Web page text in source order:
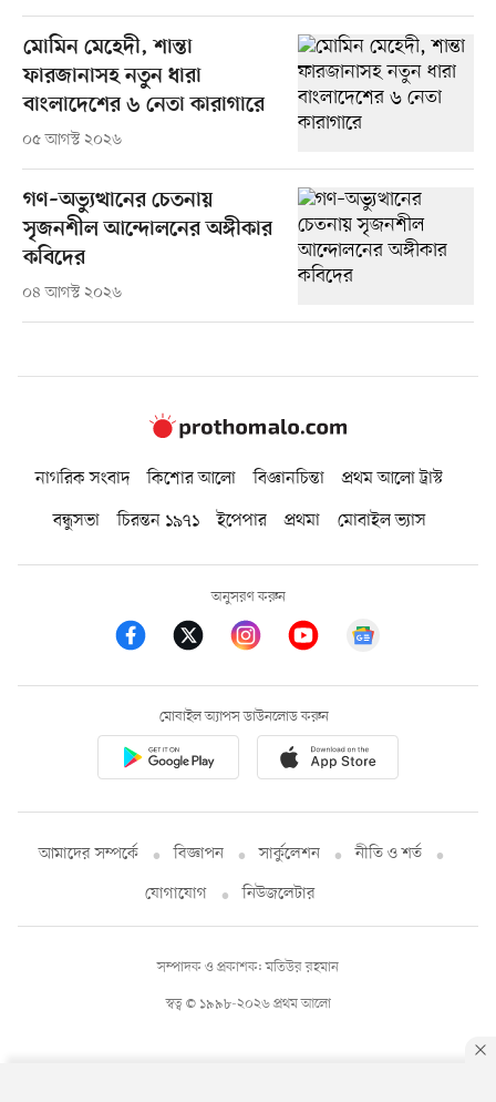
মোমিন মেহেদী, শান্তা
ফারজানাসহ নতুন ধারা
বাংলাদেশের ৬ নেতা কারাগারে
০৫ আগস্ট ২০২৬
গণ–অভ্যুত্থানের চেতনায়
সৃজনশীল আন্দোলনের অঙ্গীকার
কবিদের
০৪ আগস্ট ২০২৬
নাগরিক সংবাদ কিশোর আলো বিজ্ঞানচিন্তা
প্রথম আলো ট্রাস্ট
বন্ধুসভা
চিরন্তন ১৯৭১ ইপেপার প্রথমা মোবাইল ভ্যাস
অনুসরণ করুন
মোবাইল অ্যাপস ডাউনলোড করুন
আমাদের সম্পর্কে বিজ্ঞাপন সার্কুলেশন
নীতি ও শর্ত
যোগাযোগ
নিউজলেটার
স্বত্ব © ১৯৯৮-২০২৬ প্রথম আলো
সম্পাদক ও প্রকাশক: মতিউর রহমান